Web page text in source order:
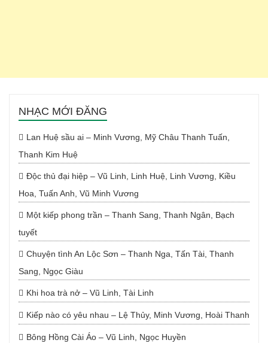
NHẠC MỚI ĐĂNG
Lan Huệ sầu ai – Minh Vương, Mỹ Châu Thanh Tuấn,
Thanh Kim Huệ
Độc thủ đại hiệp – Vũ Linh, Linh Huệ, Linh Vương, Kiều
Hoa, Tuấn Anh, Vũ Minh Vương
Một kiếp phong trần – Thanh Sang, Thanh Ngân, Bạch
tuyết
Chuyện tình An Lộc Sơn – Thanh Nga, Tấn Tài, Thanh
Sang, Ngọc Giàu
Khi hoa trà nở – Vũ Linh, Tài Linh
Kiếp nào có yêu nhau – Lệ Thủy, Minh Vương, Hoài Thanh
Bông Hồng Cài Áo – Vũ Linh, Ngọc Huyền